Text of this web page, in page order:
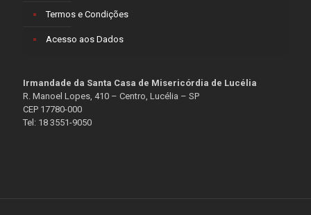
Termos e Condições
Acesso aos Dados
Irmandade da Santa Casa de Misericórdia de Lucélia
R. Manoel Lopes, 410 – Centro, Lucélia – SP
CEP 17780-000
Tel: 18 3551-9050